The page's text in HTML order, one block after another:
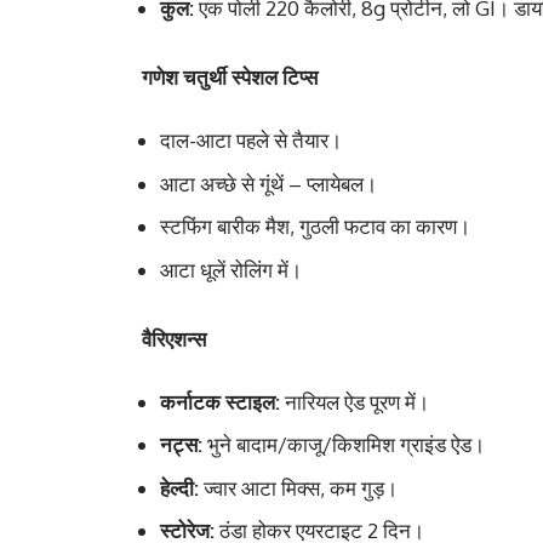
कुल:एक पोली 220 कैलोरी, 8g प्रोटीन, लो GI।
गणेश चतुर्थी स्पेशल टिप्स
दाल-आटा पहले से तैयार।
आटा अच्छे से गूंथें – प्लायेबल।
स्टफिंग बारीक मैश, गुठली फटाव का कारण।
आटा धूलें रोलिंग में।
वैरिएशन्स
कर्नाटक स्टाइल:नारियल ऐड पूरण में।
नट्स:भुने बादाम/काजू/किशमिश ग्राइंड ऐड।
हेल्दी:ज्वार आटा मिक्स, कम गुड़।
स्टोरेज:ठंडा होकर एयरटाइट 2 दिन।